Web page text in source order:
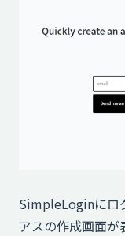
SimpleLoginにロ
アスの作成画面が